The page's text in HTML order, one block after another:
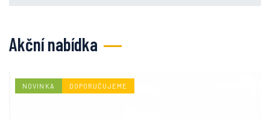
Akční nabídka
NOVINKA DOPORUČUJEME